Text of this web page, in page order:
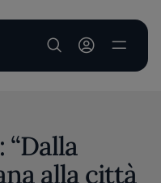
User account
alla città